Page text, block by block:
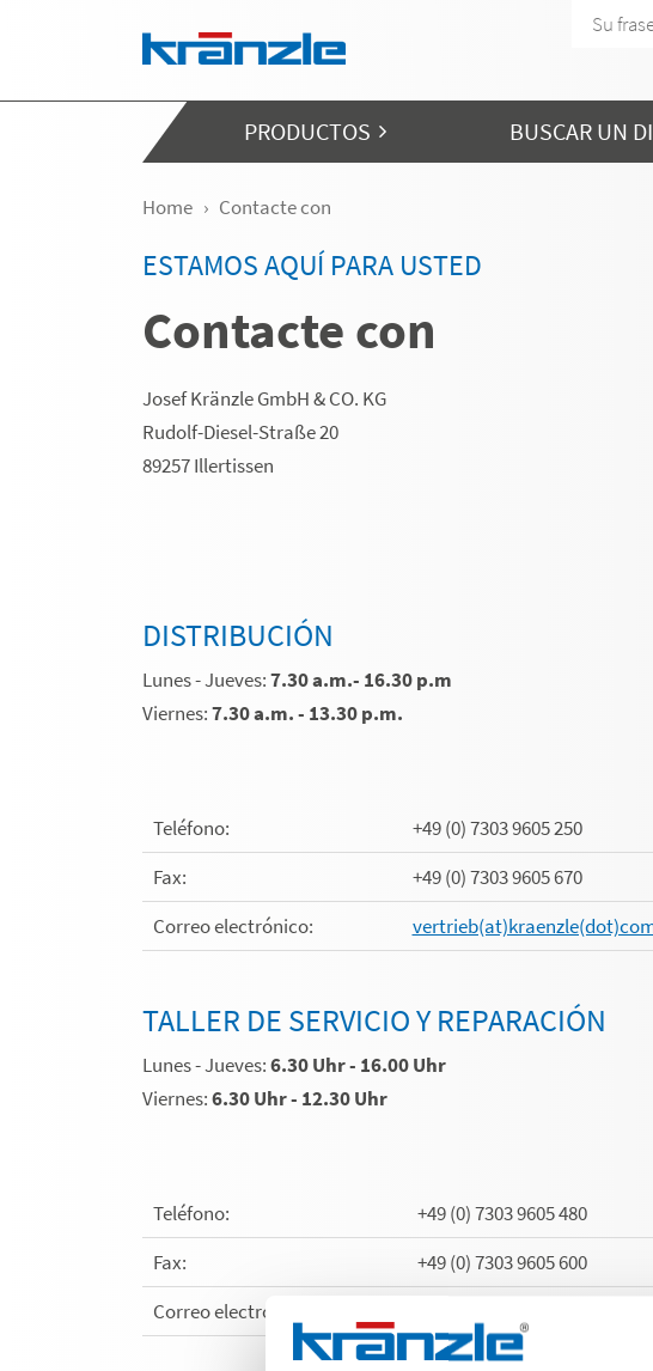
PRODUCTOS BUSCAR UN
Home Contacte con
ESTAMOS AQUÍ PARA USTED
Contacte con
Josef Kränzle GmbH & CO. KG
Rudolf-Diesel-Straße 20
89257 Illertissen
DISTRIBUCIÓN
Lunes - Jueves:7.30 a.m.- 16.30 p.m
Viernes:7.30 a.m. - 13.30 p.m.
Teléfono:
+49 (0) 7303 9605 250
Fax:
+49 (0) 7303 9605 670
Correo electrónico:
TALLER DE SERVICIO Y REPARACIÓN
Lunes - Jueves:6.30 Uhr - 16.00 Uhr
Viernes:6.30 Uhr - 12.30 Uhr
Teléfono:
+49 (0) 7303 9605 480
Fax:
+49 (0) 7303 9605 600
Correo electrónico: